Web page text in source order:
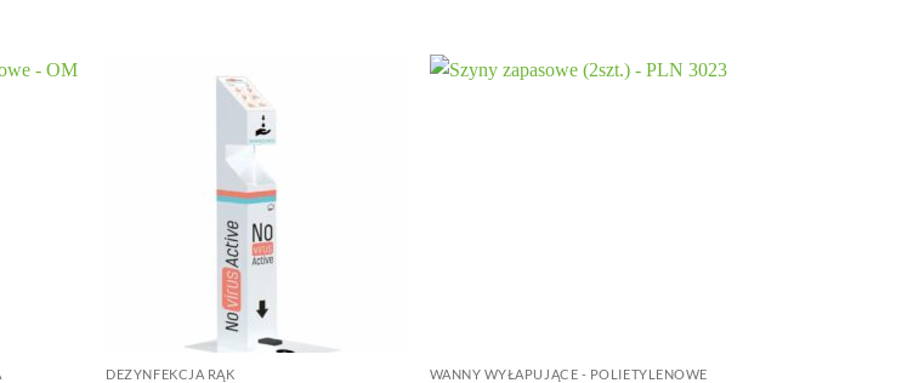
DEZYNFEKCJA RĄK WANNY WYŁAPUJĄCE - POLIETYLENOWE